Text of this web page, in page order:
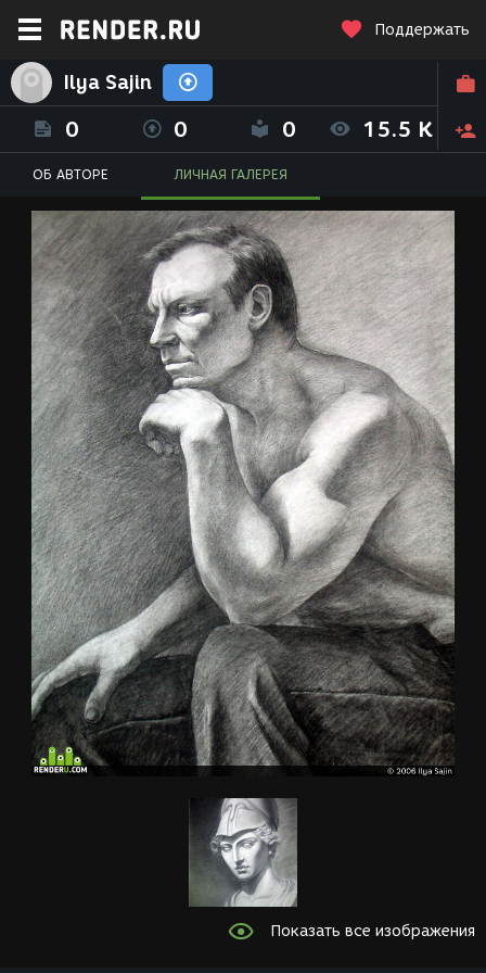
Поддержать
Ilya Sajin
0 0 0 15.5 K
ОБ АВТОРЕ ЛИЧНАЯ ГАЛЕРЕЯ
Показать все изображения